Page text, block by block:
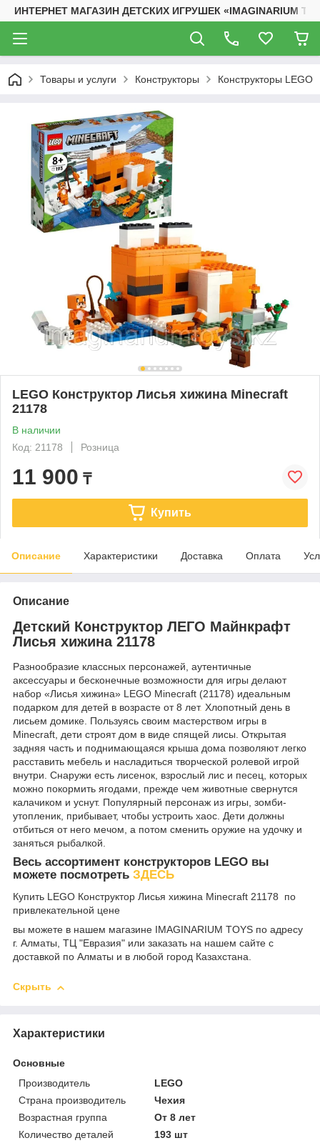
ИНТЕРНЕТ МАГАЗИН ДЕТСКИХ ИГРУШЕК «IMAGINARIUM
Товары и услуги Конструкторы Конструкторы LEGO
LEGO Конструктор Лисья хижина Minecraft
21178
В наличии
Код: 21178
Розница
11 900 ₸
Купить
Описание Характеристики Доставка Оплата
Описание
Детский Конструктор ЛЕГО Майнкрафт
Лисья хижина 21178
Разнообразие классных персонажей, аутентичные
аксессуары и бесконечные возможности для игры делают
набор «Лисья хижина» LEGO Minecraft (21178) идеальным
подарком для детей в возрасте от 8 лет. Хлопотный день в
лисьем домике. Пользуясь своим мастерством игры в
Minecraft, дети строят дом в виде спящей лисы. Открытая
задняя часть и поднимающаяся крыша дома позволяют легко
расставить мебель и насладиться творческой ролевой игрой
внутри. Снаружи есть лисенок, взрослый лис и песец, которых
можно покормить ягодами, прежде чем животные свернутся
калачиком и уснут. Популярный персонаж из игры, зомби-
утопленик, прибывает, чтобы устроить хаос. Дети должны
отбиться от него мечом, а потом сменить оружие на удочку и
заняться рыбалкой.
Весь ассортимент конструкторов LEGO вы
можете посмотреть ЗДЕСЬ
Купить LEGO Конструктор Лисья хижина Minecraft 21178 по
привлекательной цене
вы можете в нашем магазине IMAGINARIUM TOYS по адресу
г. Алматы, ТЦ "Евразия" или заказать на нашем сайте с
доставкой по Алматы и в любой город Казахстана.
Скрыть
Характеристики
Основные
Производитель
LEGO
Страна производитель
Чехия
Возрастная группа
От 8 лет
Количество деталей
193 шт